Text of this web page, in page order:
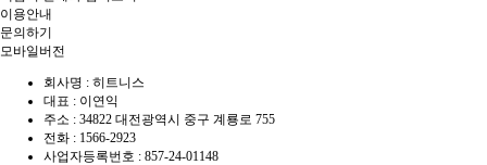
이용안내
문의하기
모바일버전
회사명 : 히트니스
대표 : 이연익
주소 : 34822 대전광역시 중구 계룡로 755
전화 : 1566-2923
사업자등록번호 : 857-24-01148